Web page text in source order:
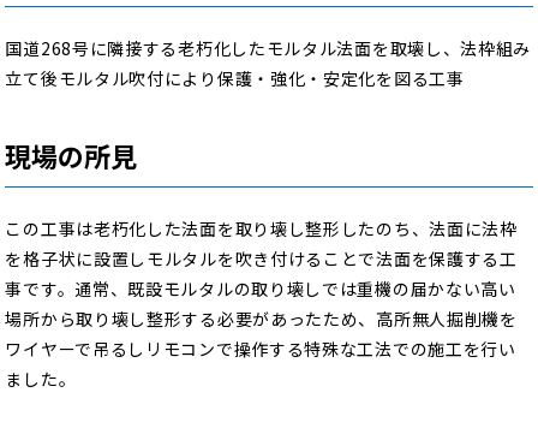
国道268号に隣接する老朽化したモルタル法面を取壊し、法枠組み
立て後モルタル吹付により保護・強化・安定化を図る工事
現場の所見
この工事は老朽化した法面を取り壊し整形したのち、法面に法枠
を格子状に設置しモルタルを吹き付けることで法面を保護する工
事です。通常、既設モルタルの取り壊しでは重機の届かない高い
場所から取り壊し整形する必要があったため、高所無人掘削機を
ワイヤーで吊るしリモコンで操作する特殊な工法での施工を行い
ました。